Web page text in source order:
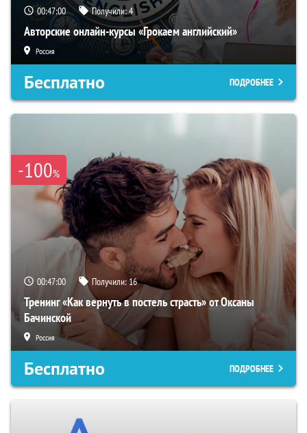
00:46:59 Получили:4
Авторские онлайн-курсы «Грокаем английский»
Россия
Бесплатно ПОДРОБНЕЕ
-100%
00:46:59 Получили:16
Тренинг «Как вернуть в постель страсть» от Оксаны
Бачинской
Россия
Бесплатно ПОДРОБНЕЕ